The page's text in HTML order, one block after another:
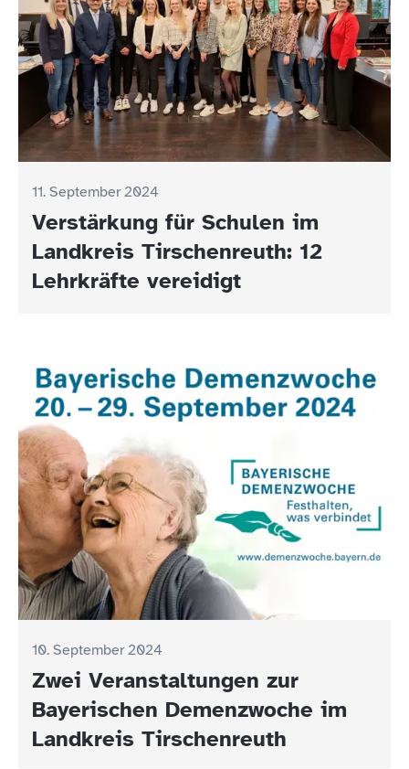
11. September 2024
Verstärkung für Schulen im
Landkreis Tirschenreuth: 12
Lehrkräfte vereidigt
10. September 2024
Zwei Veranstaltungen zur
Bayerischen Demenzwoche im
Landkreis Tirschenreuth